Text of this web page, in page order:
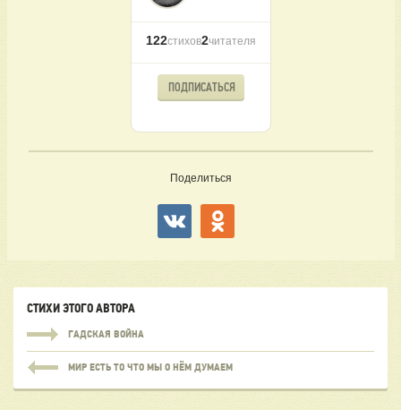
122стихов2читателя
ПОДПИСАТЬСЯ
Поделиться
СТИХИ ЭТОГО АВТОРА
ГАДСКАЯ ВОЙНА
МИР ЕСТЬ ТО ЧТО МЫ О НЁМ ДУМАЕМ